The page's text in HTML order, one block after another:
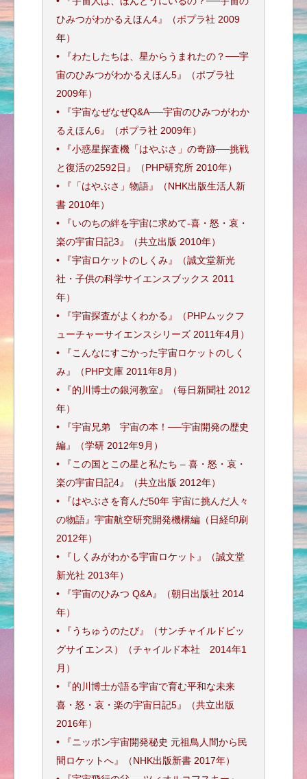
ひみつがわかるえほん4』（ポプラ社 2009
年）
• 『わたしたちは、星からうまれたの？──宇
宙のひみつがわかるえほん5』（ポプラ社
2009年）
• 『宇宙なぜなぜQ&A──宇宙のひみつがわか
るえほん6』（ポプラ社 2009年）
• 『小惑星探査機「はやぶさ」の奇跡──挑戦
と復活の2592日』（PHP研究所 2010年）
• 『「はやぶさ」物語』（NHK出版生活人新
書 2010年）
• 『いのちの絆を宇宙に求めて‐喜・怒・哀・
楽の宇宙日記3』（共立出版 2010年）
• 『宇宙ロケットのしくみ』（誠文堂新光
社・子供の科学サイエンスブックス 2011
年）
• 『宇宙探査がよくわかる』（PHPムックフ
ューチャーサイエンスシリーズ 2011年4月）
• 『こんなにすごかった宇宙ロケットのしく
み』（PHP文庫 2011年8月）
• 『的川博士の銀河教室』（毎日新聞社 2012
年）
• 『宇宙兄弟 宇宙の本！──宇宙開発の歴史
編』（学研 2012年9月）
• 『この国とこの星と私たち – 喜・怒・哀・
楽の宇宙日記4』（共立出版 2012年）
• 『はやぶさを育んだ50年 宇宙に挑んだ人々
の物語』宇宙航空研究開発機構編（日経印刷
2012年）
• 『しくみがわかる宇宙ロケット』（誠文堂
新光社 2013年）
• 『宇宙のひみつ Q&A』（朝日出版社 2014
年）
• 『うちゅうのたび』（サンチャイルドビッ
グサイエンス）（チャイルド本社 2014年1
月）
• 『的川博士が語る宇宙で育む平和な未来
喜・怒・哀・楽の宇宙日記5』（共立出版
2016年）
• 『ニッポン宇宙開発秘史 元祖鳥人間から民
間ロケットへ』（NHK出版新書 2017年）